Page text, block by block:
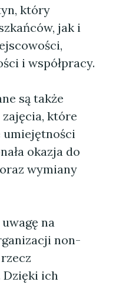
który
jak i
i współpracy.
są także
które
umiejętności
okazja do
wymiany
na
non-
Dzięki ich